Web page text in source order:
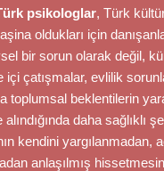
psikologlar, Türk
oldukları için
bir sorun olarak değil,
içi çatışmalar, evlilik
toplumsal beklentilerin
alındığında daha sağlıklı
kendini yargılanmadan,
anlaşılmış